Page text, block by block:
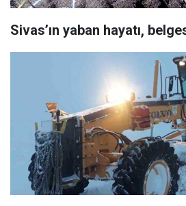
Sivas’ın yaban hayatı,